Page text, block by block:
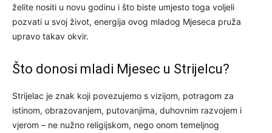
želite nositi u novu godinu i što biste umjesto toga voljeli
pozvati u svoj život, energija ovog mladog Mjeseca pruža
upravo takav okvir.
Što donosi mladi Mjesec u Strijelcu?
Strijelac je znak koji povezujemo s vizijom, potragom za
istinom, obrazovanjem, putovanjima, duhovnim razvojem i
vjerom – ne nužno religijskom, nego onom temeljnog